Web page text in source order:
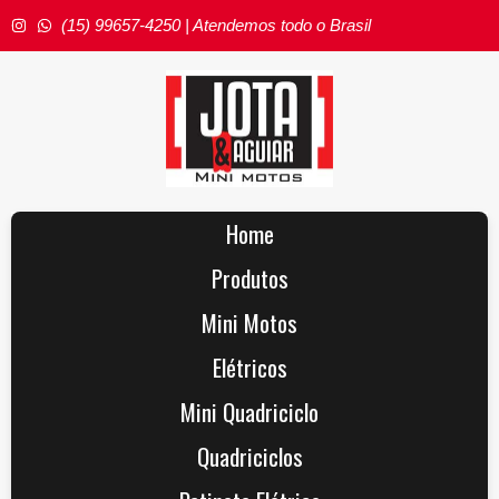
(15) 99657-4250 | Atendemos todo o Brasil
Home
Produtos
Mini Motos
Elétricos
Mini Quadriciclo
Quadriciclos